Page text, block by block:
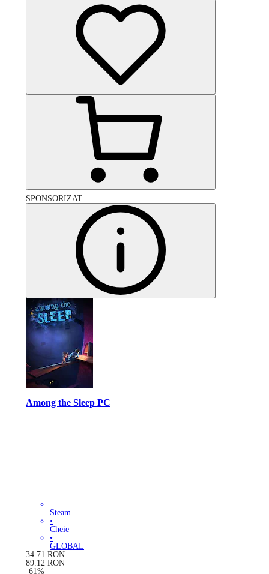
SPONSORIZAT
Among the Sleep PC
Steam
•
Cheie
•
GLOBAL
34.71 RON
89.12 RON
-61%